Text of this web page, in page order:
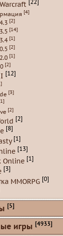
[22]
[4]
[2]
[14]
[1]
[2]
[1]
[2]
[12]
[3]
[2]
[2]
[8]
[1]
[13]
Online [1]
[3]
MMORPG [0]
[5]
игры [4933]